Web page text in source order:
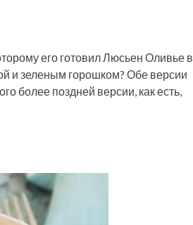
его готовил Люсьен Оливье в
и зеленым горошком? Обе версии
более поздней версии, как есть,